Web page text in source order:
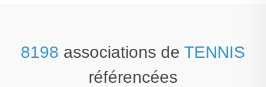
8198 associations de TENNIS
référencées